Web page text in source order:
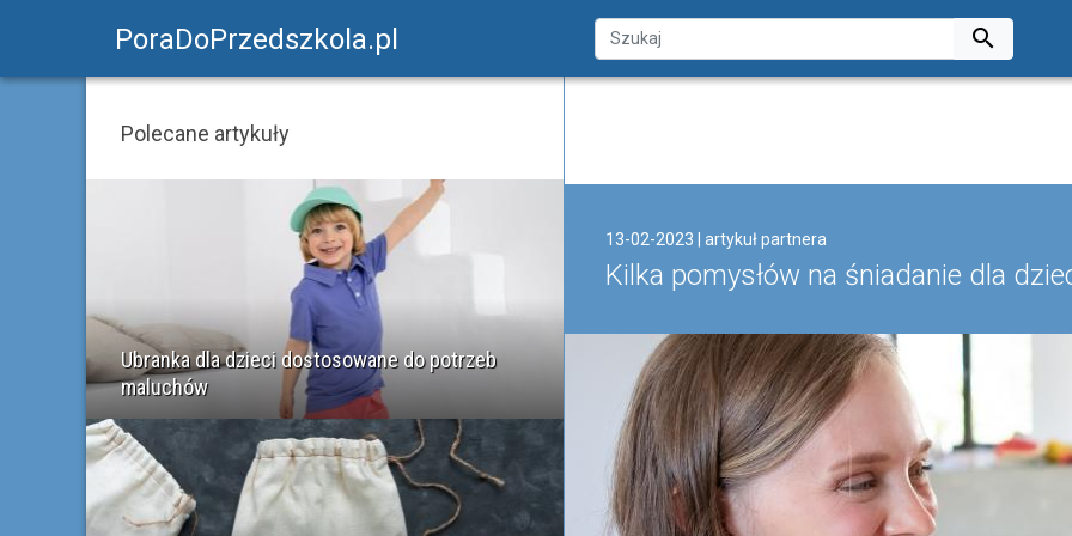
PoraDoPrzedszkola.pl 
13-02-2023 | artykuł partnera
Kilka pomysłów na śniadanie dla
Polecane artykuły
Ubranka dla dzieci dostosowane do potrzeb
maluchów